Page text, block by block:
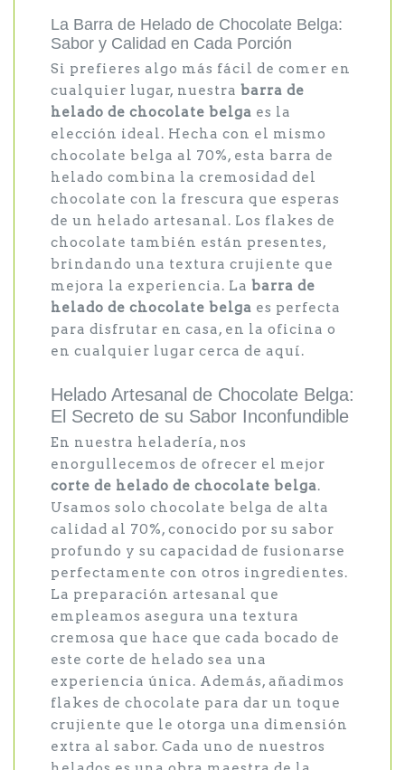
La Barra de Helado de Chocolate Belga:
Sabor y Calidad en Cada Porción
Si prefieres algo más fácil de comer en
cualquier lugar, nuestra barra de
helado de chocolate belga es la
elección ideal. Hecha con el mismo
chocolate belga al 70%, esta barra de
helado combina la cremosidad del
chocolate con la frescura que esperas
de un helado artesanal. Los flakes de
chocolate también están presentes,
brindando una textura crujiente que
mejora la experiencia. La barra de
helado de chocolate belga es perfecta
para disfrutar en casa, en la oficina o
en cualquier lugar cerca de aquí.
Helado Artesanal de Chocolate Belga:
El Secreto de su Sabor Inconfundible
En nuestra heladería, nos
enorgullecemos de ofrecer el mejor
corte de helado de chocolate belga.
Usamos solo chocolate belga de alta
calidad al 70%, conocido por su sabor
profundo y su capacidad de fusionarse
perfectamente con otros ingredientes.
La preparación artesanal que
empleamos asegura una textura
cremosa que hace que cada bocado de
este corte de helado sea una
experiencia única. Además, añadimos
flakes de chocolate para dar un toque
crujiente que le otorga una dimensión
extra al sabor. Cada uno de nuestros